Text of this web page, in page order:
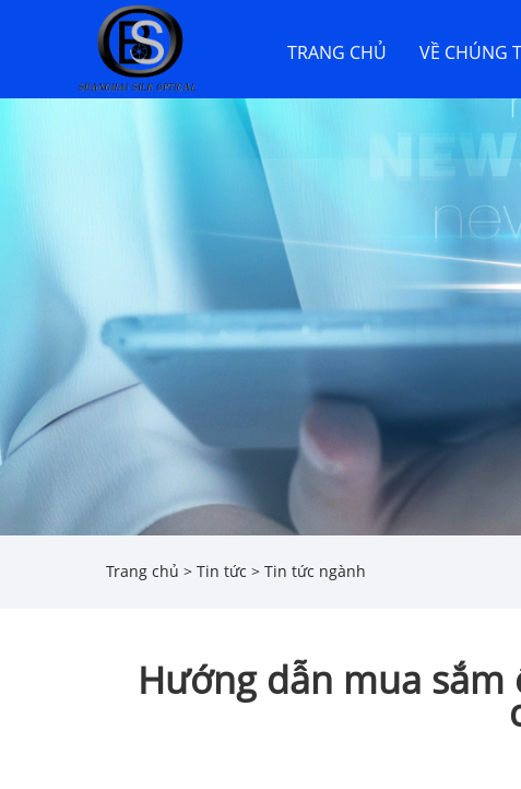
TRANG CHỦ VỀ CHÚNG
Trang chủ > Tin tức > Tin tức ngành
Hướng dẫn mua